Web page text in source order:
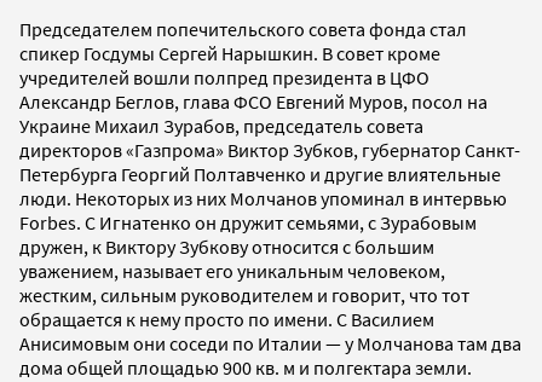
Председателем попечительского совета фонда стал
спикер Госдумы Сергей Нарышкин. В совет кроме
учредителей вошли полпред президента в ЦФО
Александр Беглов, глава ФСО Евгений Муров, посол на
Украине Михаил Зурабов, председатель совета
директоров «Газпрома» Виктор Зубков, губернатор Санкт-
Петербурга Георгий Полтавченко и другие влиятельные
люди. Некоторых из них Молчанов упоминал в интервью
Forbes. С Игнатенко он дружит семьями, с Зурабовым
дружен, к Виктору Зубкову относится с большим
уважением, называет его уникальным человеком,
жестким, сильным руководителем и говорит, что тот
обращается к нему просто по имени. С Василием
Анисимовым они соседи по Италии — у Молчанова там два
дома общей площадью 900 кв. м и полгектара земли.